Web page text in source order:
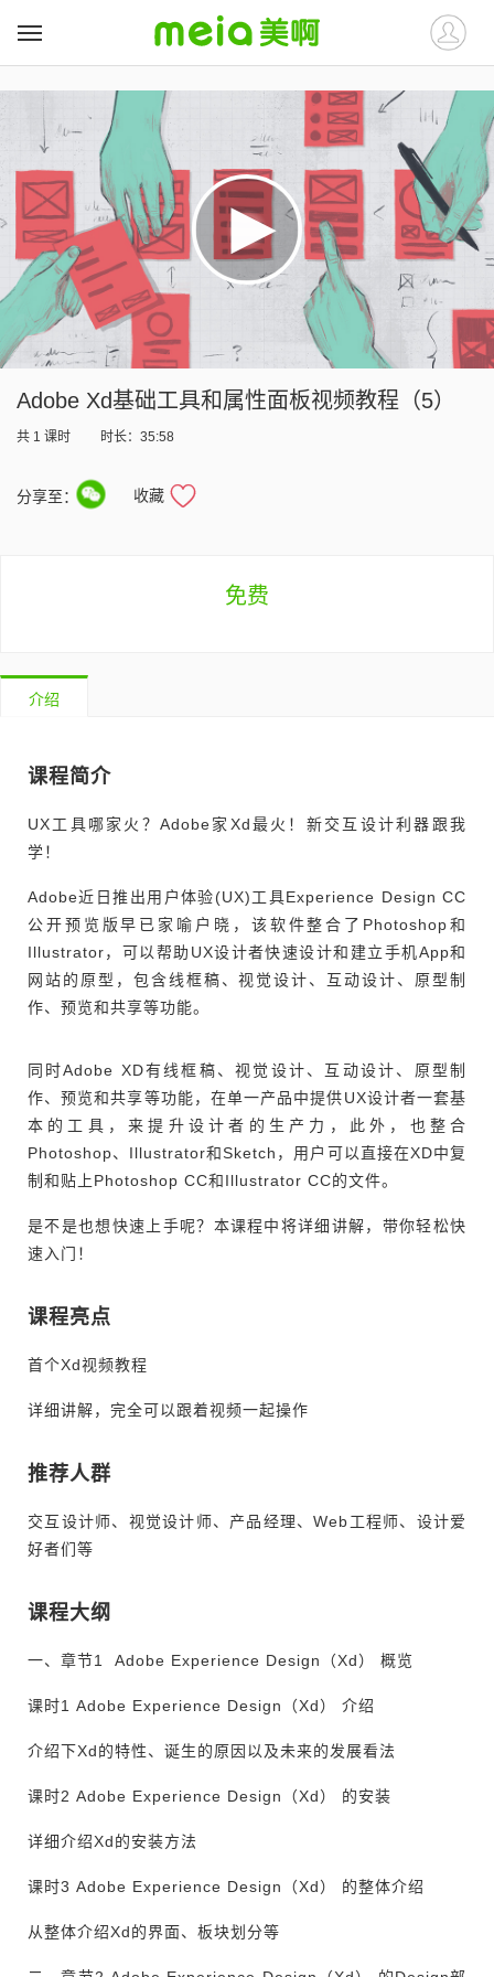
Adobe Xd基础工具和属性面板视频教程（5）
共 1 课时 时长：35:58
分享至： 收藏
免费
介绍
课程简介
UX工具哪家火？Adobe家Xd最火！新交互设计利器跟我
学！
Adobe近日推出用户体验(UX)工具Experience Design CC
公开预览版早已家喻户晓，该软件整合了Photoshop和
Illustrator，可以帮助UX设计者快速设计和建立手机App和
网站的原型，包含线框稿、视觉设计、互动设计、原型制
作、预览和共享等功能。
同时Adobe XD有线框稿、视觉设计、互动设计、原型制
作、预览和共享等功能，在单一产品中提供UX设计者一套基
本的工具，来提升设计者的生产力，此外，也整合
Photoshop、Illustrator和Sketch，用户可以直接在XD中复
制和贴上Photoshop CC和Illustrator CC的文件。
是不是也想快速上手呢？本课程中将详细讲解，带你轻松快
速入门！
课程亮点
首个Xd视频教程
详细讲解，完全可以跟着视频一起操作
推荐人群
交互设计师、视觉设计师、产品经理、Web工程师、设计爱
好者们等
课程大纲
一、 章节1 Adobe Experience Design（Xd） 概览
课时1 Adobe Experience Design（Xd） 介绍
介绍下Xd的特性、诞生的原因以及未来的发展看法
课时2 Adobe Experience Design（Xd） 的安装
详细介绍Xd的安装方法
课时3 Adobe Experience Design（Xd） 的整体介绍
从整体介绍Xd的界面、板块划分等